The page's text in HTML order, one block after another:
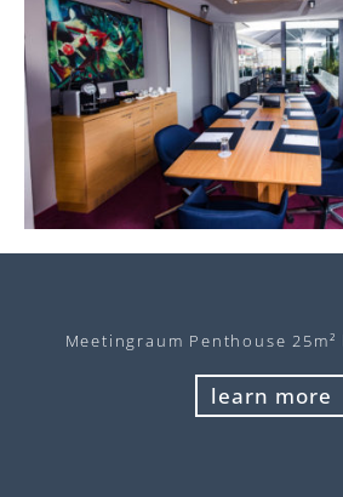
Meetingraum Penthouse
learn more